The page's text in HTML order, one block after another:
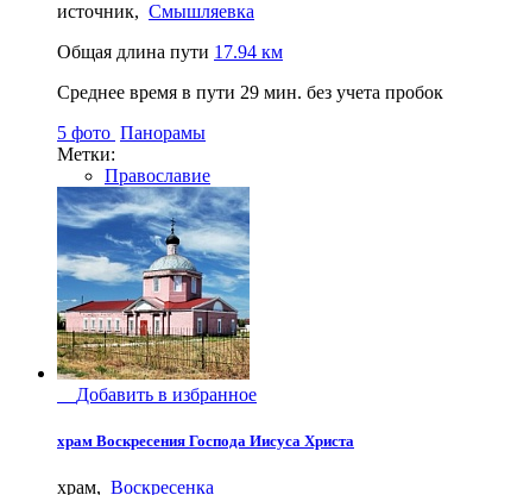
источник, Смышляевка
Общая длина пути 17.94 км
Среднее время в пути 29 мин. без учета пробок
5 фото Панорамы
Метки:
Православие
Добавить в избранное
храм Воскресения Господа Иисуса Христа
храм, Воскресенка